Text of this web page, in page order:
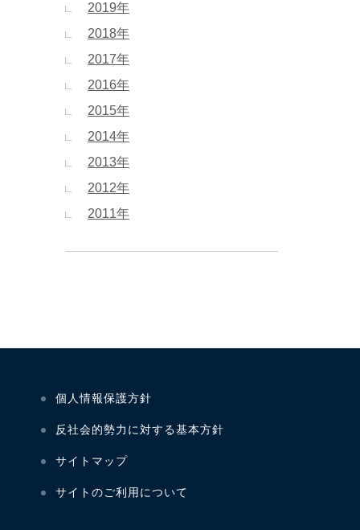
2019年
2018年
2017年
2016年
2015年
2014年
2013年
2012年
2011年
個人情報保護方針
反社会的勢力に対する基本方針
サイトマップ
サイトのご利用について